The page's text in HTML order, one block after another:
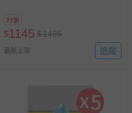
77折
$1145 $1495
最新上架 追蹤